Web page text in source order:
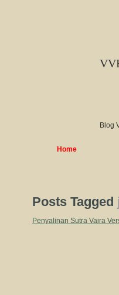
Blog
Home
Posts Tagged
Penyalinan Sutra Vajra